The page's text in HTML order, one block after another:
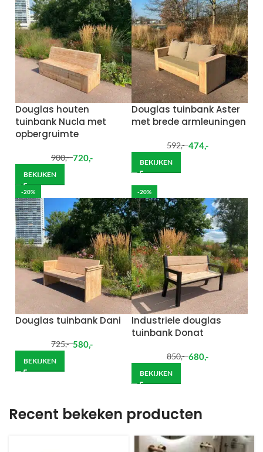
Douglas houten
tuinbank Nucla met
opbergruimte
900,- 720,-
BEKIJKEN
Douglas tuinbank Aster
met brede armleuningen
592,- 474,-
BEKIJKEN
-20%
Douglas tuinbank Dani
725,- 580,-
BEKIJKEN
-20%
Industriele douglas
tuinbank Donat
850,- 680,-
BEKIJKEN
Recent bekeken producten